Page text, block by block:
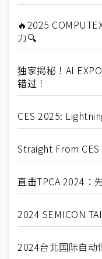
🔥2025
力🔍
独家揭秘！AI
错过！
CES 2025:
Straight From
直击TPCA 2024：
2024 SEMICON
2024台北国际自动